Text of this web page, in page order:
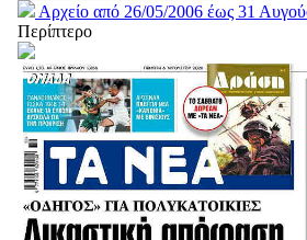
Αρχείο από 26/05/2006 έως 31
Περίπτερο